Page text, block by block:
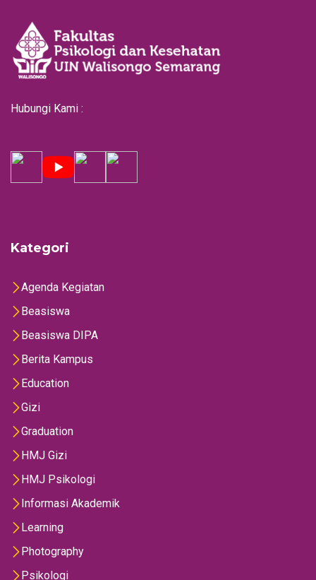
Hubungi Kami :
Kategori
Agenda Kegiatan
Beasiswa
Beasiswa DIPA
Berita Kampus
Education
Gizi
Graduation
HMJ Gizi
HMJ Psikologi
Informasi Akademik
Learning
Photography
Psikologi